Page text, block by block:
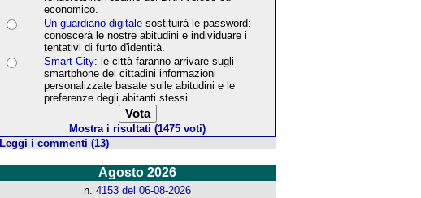
economico.
Un guardiano digitale sostituirà le password:
conoscerà le nostre abitudini e individuare i
tentativi di furto d'identità.
Smart City: le città faranno arrivare sugli
smartphone dei cittadini informazioni
personalizzate basate sulle abitudini e le
preferenze degli abitanti stessi.
Mostra i risultati (1475 voti)
Leggi i commenti (13)
Agosto 2026
n.4153 del 06-08-2026